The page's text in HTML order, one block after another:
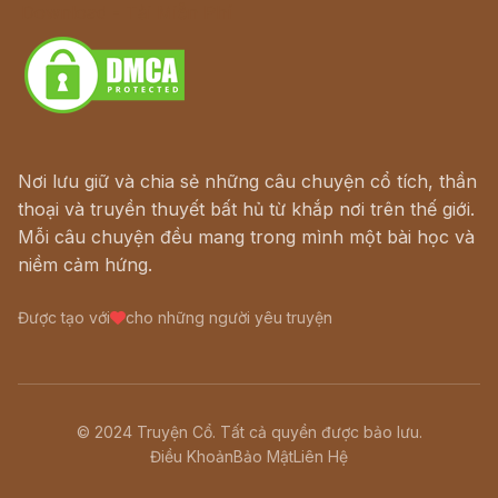
Nơi lưu giữ và chia sẻ những câu chuyện cổ tích, thần
thoại và truyền thuyết bất hủ từ khắp nơi trên thế giới.
Mỗi câu chuyện đều mang trong mình một bài học và
niềm cảm hứng.
Được tạo với cho những người yêu truyện
© 2024 Truyện Cổ. Tất cả quyền được bảo lưu.
Điều KhoảnBảo MậtLiên Hệ